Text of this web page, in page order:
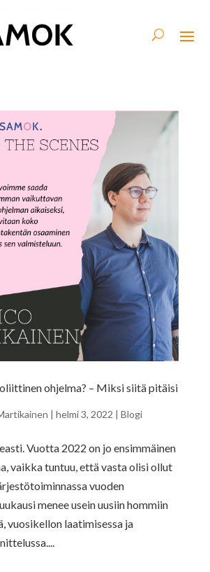
ohjelma? – Miksi siitä pitäisi
| helmi 3, 2022 | Blogi
Vuotta 2022 on jo ensimmäinen
vaikka tuntuu, että vasta olisi ollut
vuoden
menee usein uusiin hommiin
vuosikellon laatimisessa ja